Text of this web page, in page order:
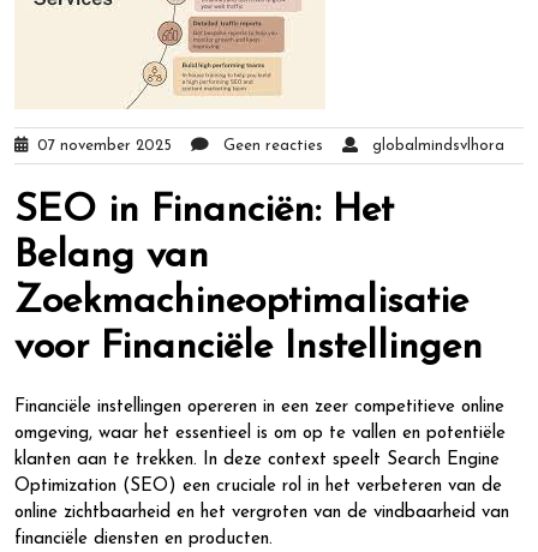
07 november 2025 Geen reacties globalmindsvlhora
SEO in Financiën: Het
Belang van
Zoekmachineoptimalisatie
voor Financiële Instellingen
Financiële instellingen opereren in een zeer competitieve online
omgeving, waar het essentieel is om op te vallen en potentiële
klanten aan te trekken. In deze context speelt Search Engine
Optimization (SEO) een cruciale rol in het verbeteren van de
online zichtbaarheid en het vergroten van de vindbaarheid van
financiële diensten en producten.